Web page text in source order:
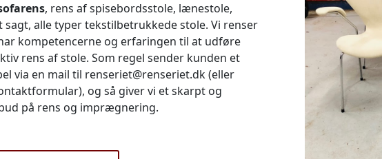
, rens af spisebordsstole, lænestole,
alle typer tekstilbetrukkede stole. Vi renser
kompetencerne og erfaringen til at udføre
rens af stole. Som regel sender kunden et
via en mail til renseriet@renseriet.dk(eller
og så giver vi et skarpt og
på rens og imprægnering.